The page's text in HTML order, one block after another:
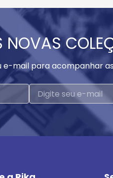
NOVAS
e-mail para acompanhar